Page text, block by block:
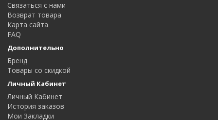
Связаться с нами
Возврат товара
Карта сайта
FAQ
Дополнительно
Бренд
Товары со скидкой
Личный Кабинет
Личный Кабинет
История заказов
Мои Закладки